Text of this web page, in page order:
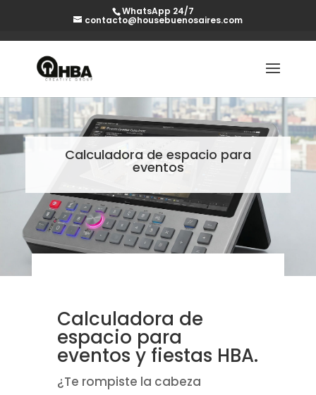
WhatsApp 24/7
contacto@housebuenosaires.com
Calculadora de espacio para
eventos
Calculadora de
espacio para
eventos y fiestas HBA.
¿Te rompiste la cabeza